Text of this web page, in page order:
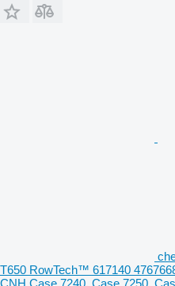
T650 RowTech™ 617140
CNH Case 7240, Case 7250,